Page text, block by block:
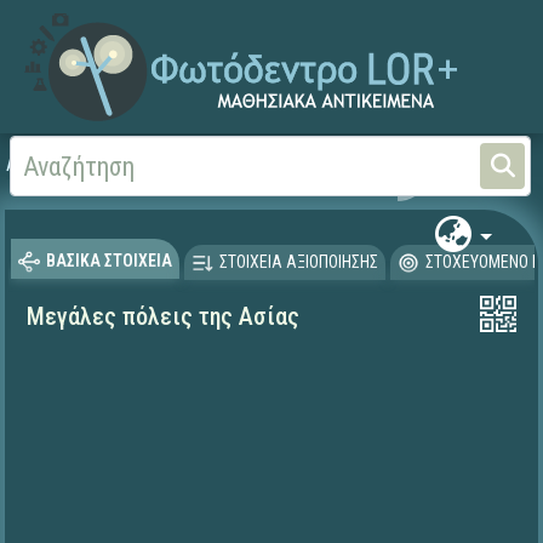
Αρχική Γεωγραφία-Γεωλογία
ΒΑΣΙΚΑ ΣΤΟΙΧΕΙΑ ΣΤΟΙΧΕΙΑ ΑΞΙΟΠΟΙΗΣΗΣ ΣΤΟΧΕΥΟΜΕΝΟ
Μεγάλες πόλεις της Ασίας